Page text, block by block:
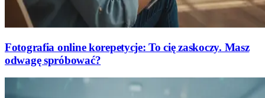
Fotografia online korepetycje: To cię zaskoczy. Masz
odwagę spróbować?